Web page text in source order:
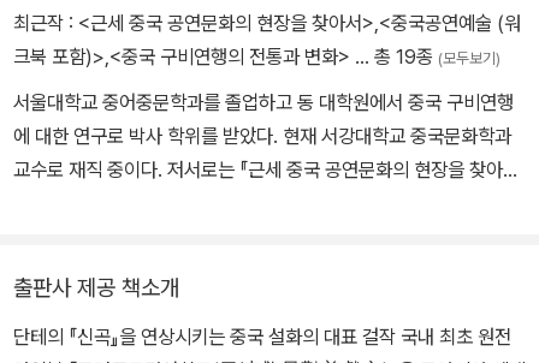
도 『춘추』와 『예기』 등을 비롯한 유가 경전을 공부하며 학문을 닦았
고, 노년에는 향리에서 존경받아 현령으로부터 ‘성세기유(盛世耆
권선희문』 이외에도 희곡 『오복기(五福記)』 등을 남겼고 정씨 족보
편수에도 참여했다. 그의 일생은 입신양명의 관점에서는 그리 성공적
이지 못했지만, 고향에서 친구들과 널리 사귀며 효도와 공경으로 덕
의 수제자 목련이 지옥에 빠진 모친을 구해 내는 인도의 이야기인데,
모변문(大目犍連冥間救母變文)」, 『불설대목련경(佛說大目連
최근작 : <근세 중국 공연문화의 현장을 찾아서> <중국공연예술 (워
크북 포함)> <중국 구비연행의 전통과 변화> … 총 19종 (모두보기)
서울대학교 중어중문학과를 졸업하고 동 대학원에서 중국 구비연행
에 대한 연구로 박사 학위를 받았다. 현재 서강대학교 중국문화학과
교수로 재직 중이다. 저서로는 『근세 중국 공연문화의 현장을 찾아
련구모권선희문』 등이 있다.
출판사 제공 책소개
단테의 『신곡』을 연상시키는 중국 설화의 대표 걸작 국내 최초 원전